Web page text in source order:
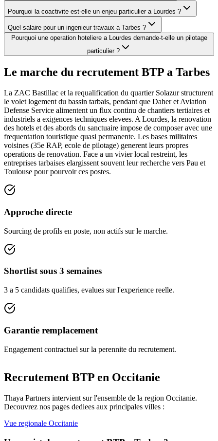
Pourquoi la coactivite est-elle un enjeu particulier a Lourdes ?
Quel salaire pour un ingenieur travaux a Tarbes ?
Pourquoi une operation hoteliere a Lourdes demande-t-elle un pilotage
particulier ?
Le marche du recrutement BTP a Tarbes
La ZAC Bastillac et la requalification du quartier Solazur structurent
le volet logement du bassin tarbais, pendant que Daher et Aviation
Defense Service alimentent un flux continu de chantiers tertiaires et
industriels a exigences techniques elevees. A Lourdes, la renovation
des hotels et des abords du sanctuaire impose de composer avec une
frequentation touristique quasi permanente. Les bases militaires
voisines (35e RAP, ecole de pilotage) generent leurs propres
operations de renovation. Face a un vivier local restreint, les
entreprises tarbaises elargissent souvent leur recherche vers Pau et
Toulouse pour pourvoir ces postes.
Approche directe
Sourcing de profils en poste, non actifs sur le marche.
Shortlist sous 3 semaines
3 a 5 candidats qualifies, evalues sur l'experience reelle.
Garantie remplacement
Engagement contractuel sur la perennite du recrutement.
Recrutement BTP en Occitanie
Thaya Partners intervient sur l'ensemble de la region Occitanie.
Decouvrez nos pages dediees aux principales villes :
Vue regionale Occitanie